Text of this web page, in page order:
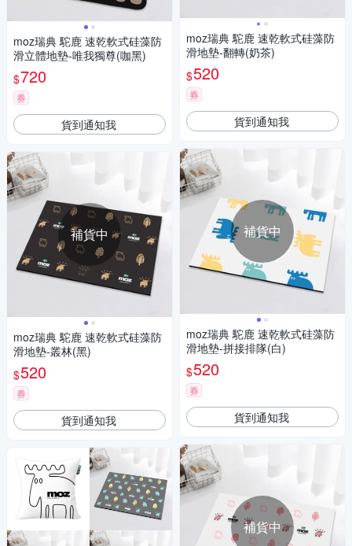
moz瑞典 駝鹿 速乾軟式硅藻防
滑立體地墊-唯我獨尊(咖黑)
$720
券
貨到通知我
補貨中
moz瑞典 駝鹿 速乾軟式硅藻防
滑地墊-叢林(黑)
$520
券
貨到通知我
moz瑞典 駝鹿 速乾軟式硅藻防
滑地墊-翻轉(奶茶)
$520
券
貨到通知我
補貨中
moz瑞典 駝鹿 速乾軟式硅藻防
滑地墊-拼接排隊(白)
$520
券
貨到通知我
補貨中